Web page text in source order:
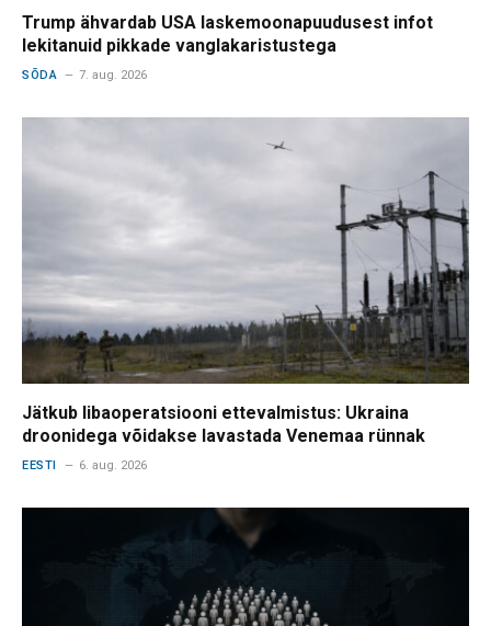
Trump ähvardab USA laskemoonapuudusest infot
lekitanuid pikkade vanglakaristustega
SÕDA 7. aug. 2026
Jätkub libaoperatsiooni ettevalmistus: Ukraina
droonidega võidakse lavastada Venemaa rünnak
EESTI 6. aug. 2026